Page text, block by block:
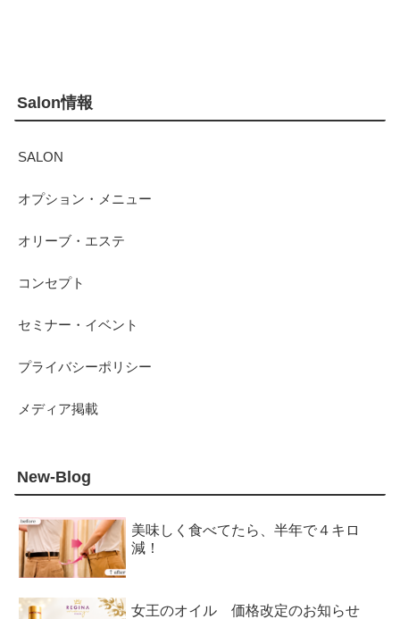
Salon情報
SALON
オプション・メニュー
オリーブ・エステ
コンセプト
セミナー・イベント
プライバシーポリシー
メディア掲載
New-Blog
美味しく食べてたら、半年で４キロ
減！
女王のオイル 価格改定のお知らせ